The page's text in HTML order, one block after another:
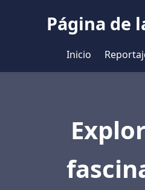
Página de
Inicio